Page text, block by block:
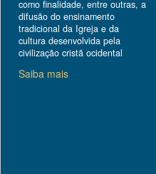
como finalidade, entre outras, a
difusão do ensinamento
tradicional da Igreja e da
cultura desenvolvida pela
civilização cristã ocidental
Saiba mais